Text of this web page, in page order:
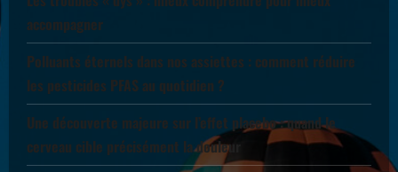
accompagner
Polluants éternels dans nos assiettes : comment réduire
les pesticides PFAS au quotidien ?
Une découverte majeure sur l’effet placebo : quand le
cerveau cible précisément la douleur